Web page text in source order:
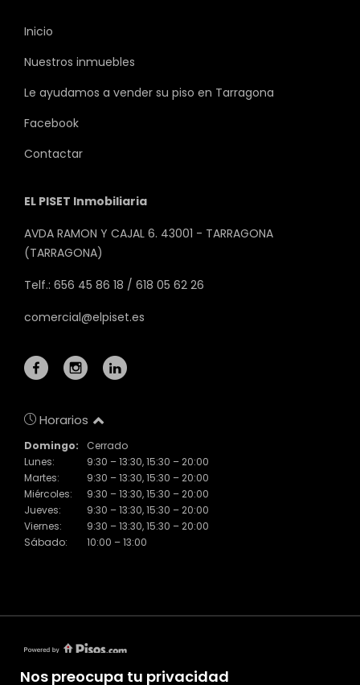
Nos preocupa tu privacidad
Inicio
Nuestros inmuebles
Le ayudamos a vender su piso en Tarragona
Facebook
Contactar
EL PISET Inmobiliaria
AVDA RAMON Y CAJAL 6. 43001 - TARRAGONA
(TARRAGONA)
Telf.: 656 45 86 18 / 618 05 62 26
comercial@elpiset.es
Horarios
Domingo:
Cerrado
Lunes:
9:30 – 13:30, 15:30 – 20:00
Martes:
9:30 – 13:30, 15:30 – 20:00
Miércoles:
9:30 – 13:30, 15:30 – 20:00
Jueves:
9:30 – 13:30, 15:30 – 20:00
Viernes:
9:30 – 13:30, 15:30 – 20:00
Sábado:
10:00 – 13:00